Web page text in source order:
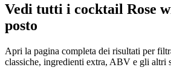
Vedi tutti i cocktail Rose
posto
Apri la pagina completa dei risultati per
classiche, ingredienti extra, ABV e gli altri